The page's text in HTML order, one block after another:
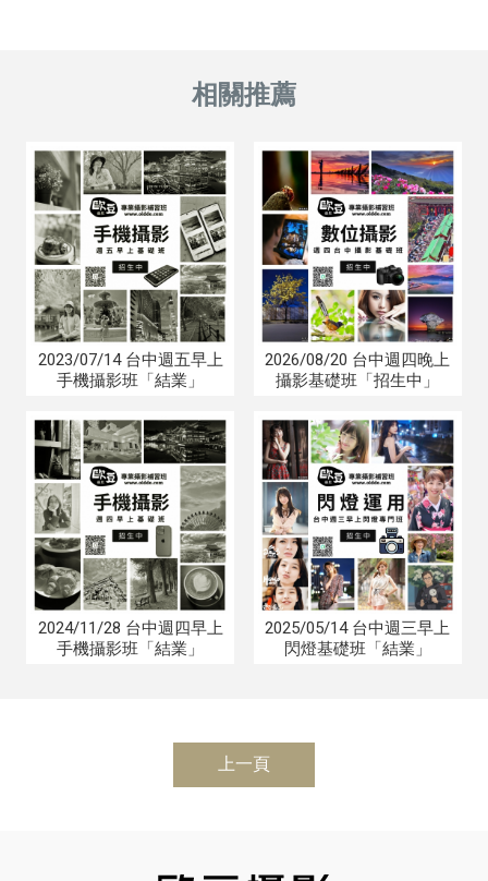
2023/07/14 台中週五早上
手機攝影班「結業」
2026/08/20 台中週四晚上
攝影基礎班「招生中」
2024/11/28 台中週四早上
手機攝影班「結業」
2025/05/14 台中週三早上
閃燈基礎班「結業」
上一頁